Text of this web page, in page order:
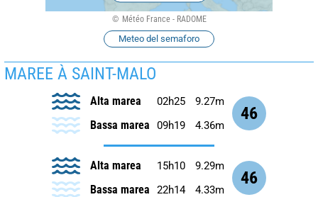
Météo France - RADOME
Meteo del semaforo
MAREE À SAINT-MALO
46
Alta marea 02h25 9.27m
Bassa marea 09h19 4.36m
46
Alta marea 15h10 9.29m
Bassa marea 22h14 4.33m